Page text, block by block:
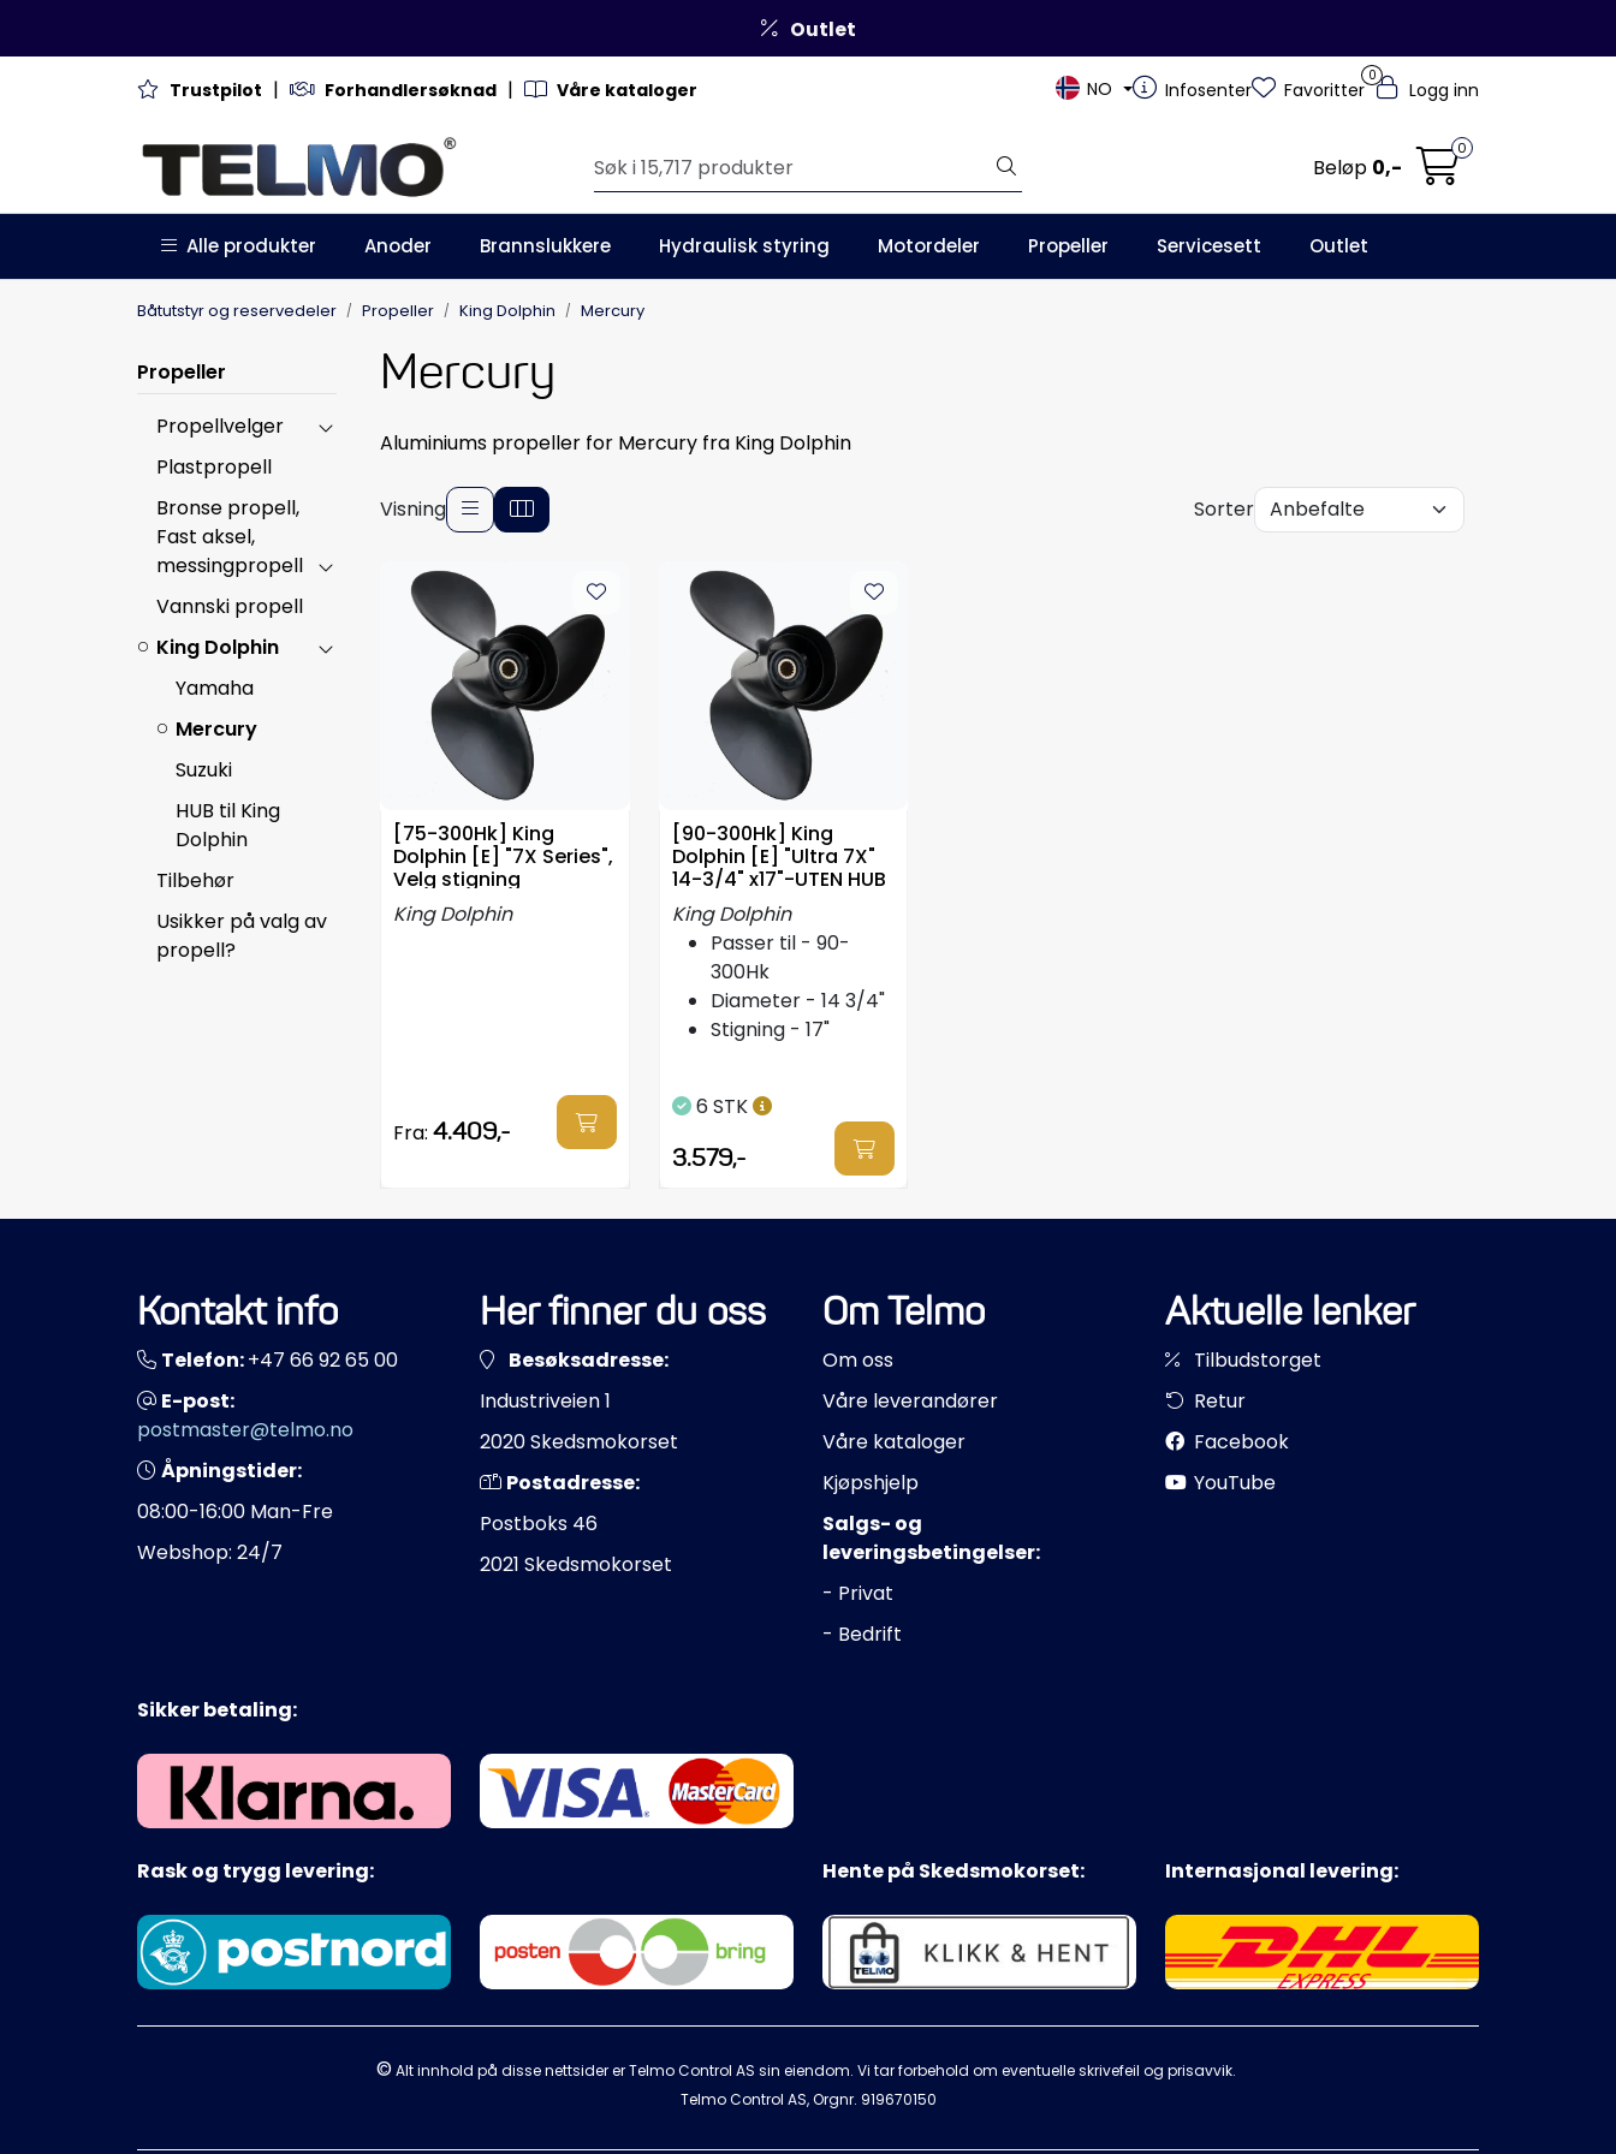
Outlet
Trustpilot | Forhandlersøknad | Våre kataloger NO Infosenter
0
Favoritter Logg inn
Beløp 0,-
0
Alle produkter Anoder Brannslukkere Hydraulisk styring Motordeler Propeller Servicesett Outlet
Båtutstyr og reservedeler Propeller King Dolphin Mercury
Propeller
Propellvelger
Plastpropell
Bronse propell,
Fast aksel,
messingpropell
Vannski propell
King Dolphin
Yamaha
Mercury
Suzuki
HUB til King
Dolphin
Tilbehør
Usikker på valg av
propell?
Mercury
Aluminiums propeller for Mercury fra King Dolphin
Visning Sorter
[75-300Hk] King
Dolphin [E] "7X Series",
Velg stigning
King Dolphin
Fra: 4.409,-
[90-300Hk] King
Dolphin [E] "Ultra 7X"
14-3/4" x17"-UTEN HUB
King Dolphin
Passer til - 90-
300Hk
Diameter - 14 3/4"
Stigning - 17"
6 STK
3.579,-
Kontakt info
Telefon:+47 66 92 65 00
E-post:
postmaster@telmo.no
Åpningstider:
08:00-16:00 Man-Fre
Webshop: 24/7
Her finner du oss
Besøksadresse:
Industriveien 1
2020 Skedsmokorset
Postadresse:
Postboks 46
2021 Skedsmokorset
Om Telmo
Om oss
Våre leverandører
Våre kataloger
Kjøpshjelp
Salgs- og
leveringsbetingelser:
- Privat
- Bedrift
Aktuelle lenker
Tilbudstorget
Retur
Facebook
YouTube
Sikker betaling:
Rask og trygg levering: Hente på Skedsmokorset: Internasjonal levering:
©Alt innhold på disse nettsider er Telmo Control AS sin eiendom. Vi tar forbehold om eventuelle skrivefeil og prisavvik.
Telmo Control AS, Orgnr. 919670150